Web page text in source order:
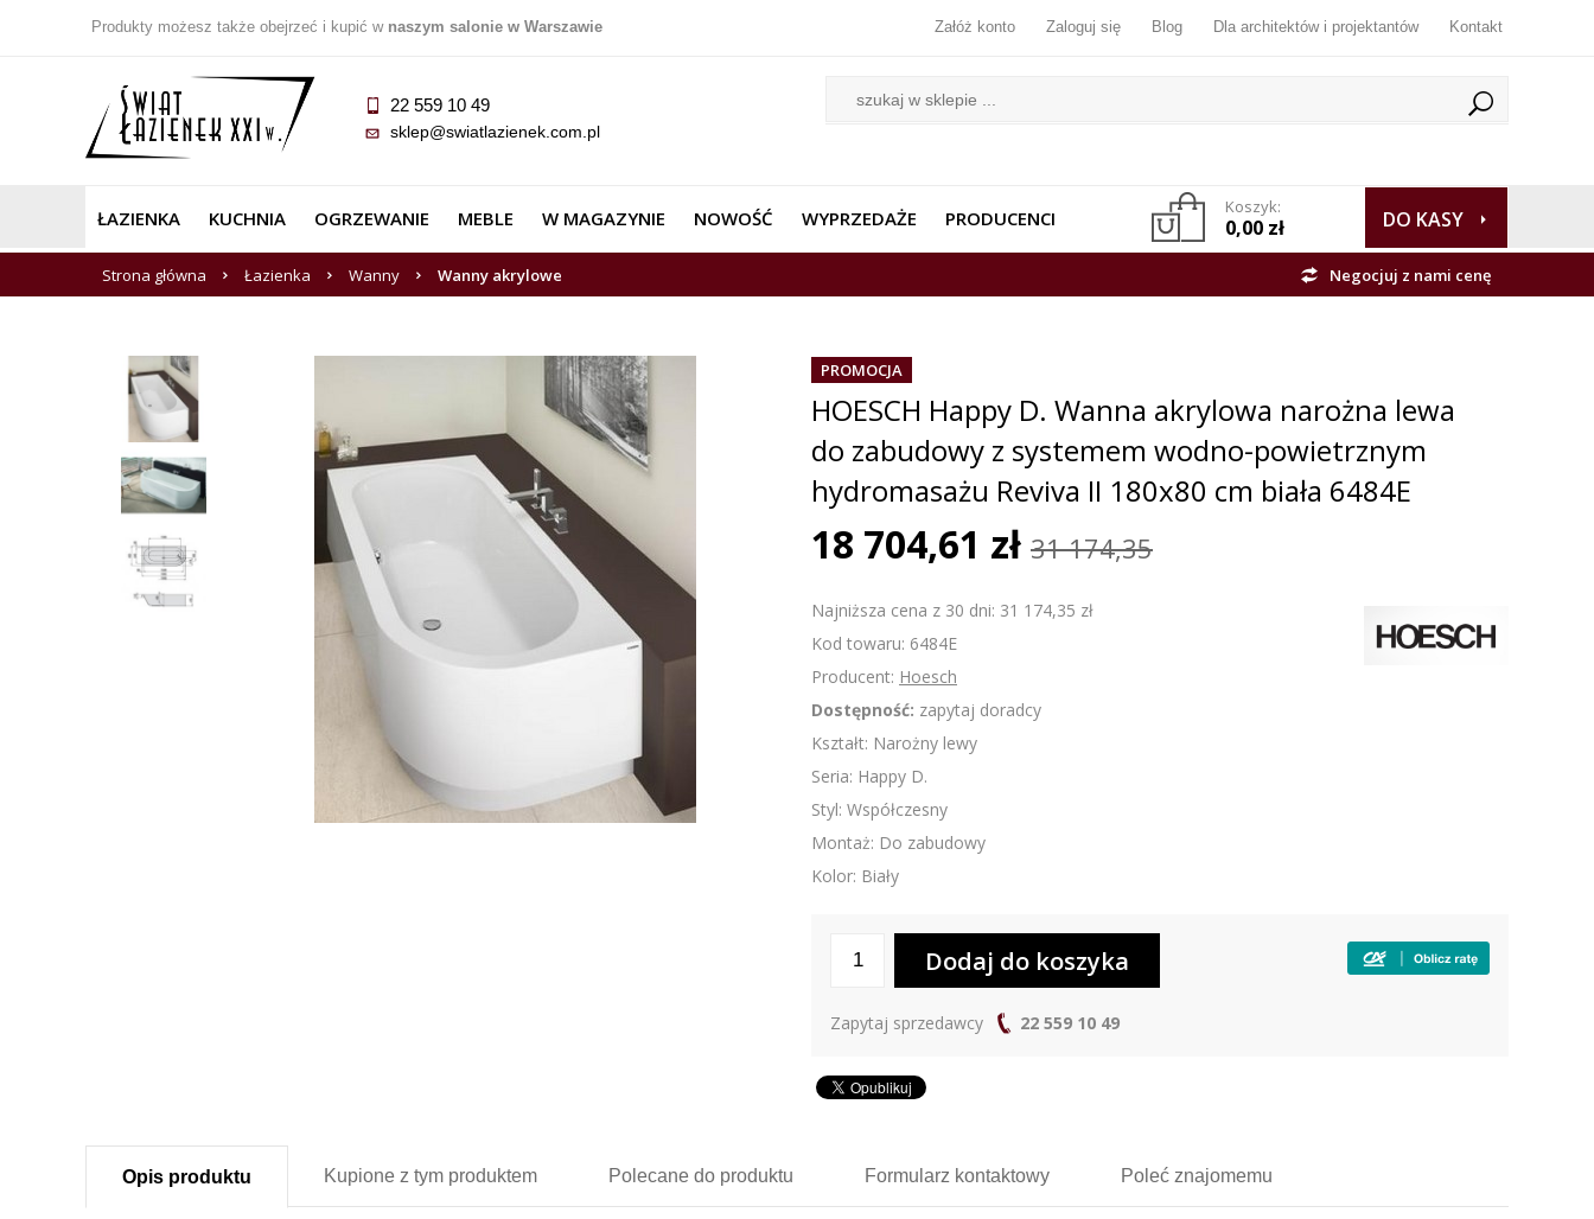
Produkty możesz także obejrzeć i kupić w naszym salonie w Warszawie Załóż konto Zaloguj się Blog Dla architektów i projektantów Kontakt
22 559 10 49
sklep@swiatlazienek.com.pl
ŁAZIENKA KUCHNIA OGRZEWANIE MEBLE W MAGAZYNIE NOWOŚĆ WYPRZEDAŻE PRODUCENCI Koszyk:
0,00 zł DO KASY
Strona główna Łazienka Wanny Wanny akrylowe Negocjuj z nami cenę
PROMOCJA
HOESCH Happy D. Wanna akrylowa narożna lewa
do zabudowy z systemem wodno-powietrznym
hydromasażu Reviva II 180x80 cm biała 6484E
18 704,61 zł 31 174,35
Najniższa cena z 30 dni: 31 174,35 zł
Kod towaru: 6484E
Producent: Hoesch
Dostępność: zapytaj doradcy
Kształt: Narożny lewy
Seria: Happy D.
Styl: Współczesny
Montaż: Do zabudowy
Kolor: Biały
Zapytaj sprzedawcy 22 559 10 49
Opis produktu Kupione z tym produktem Polecane do produktu Formularz kontaktowy Poleć znajomemu